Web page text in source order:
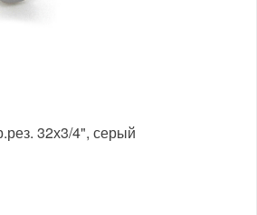
32х3/4", серый